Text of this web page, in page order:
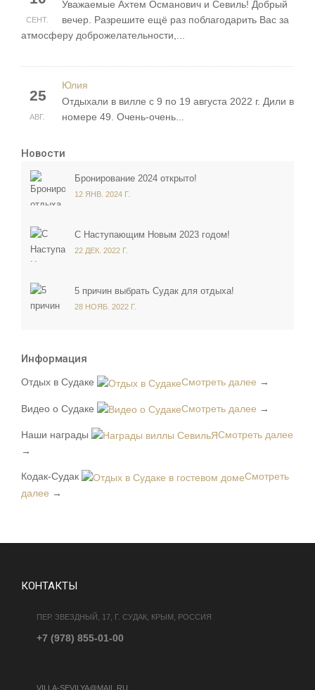
СЕНТ.
Уважаемые Ахтем Османович и Севиль! Добрый
вечер. Разрешите ещё раз поблагодарить Вас за
атмосферу доброжелательности,...
25
АВГ.
Юлия
Отдыхали в вилле с 9 по 19 августа 2022 г. Дили в
номере 49. Очень-очень...
Новости
Бронирование 2024 открыто!
12 ЯНВ. 2024 Г.
С Наступающим Новым 2023 годом!
22 ДЕК. 2022 Г.
5 причин выбрать Судак для отдыха!
28 НОЯБ. 2022 Г.
Информация
Отдых в Судаке Смотреть далее →
Видео о Судаке Смотреть далее →
Наши награды
Смотреть далее
→
Кодак-Судак
Смотреть
далее →
КОНТАКТЫ
ПЕР. ЗВЕЗДНЫЙ, 17, Г. СУДАК, КРЫМ, РОССИЯ
+7 (978) 855-01-00
VILLA-SEVILYA@MAIL.RU